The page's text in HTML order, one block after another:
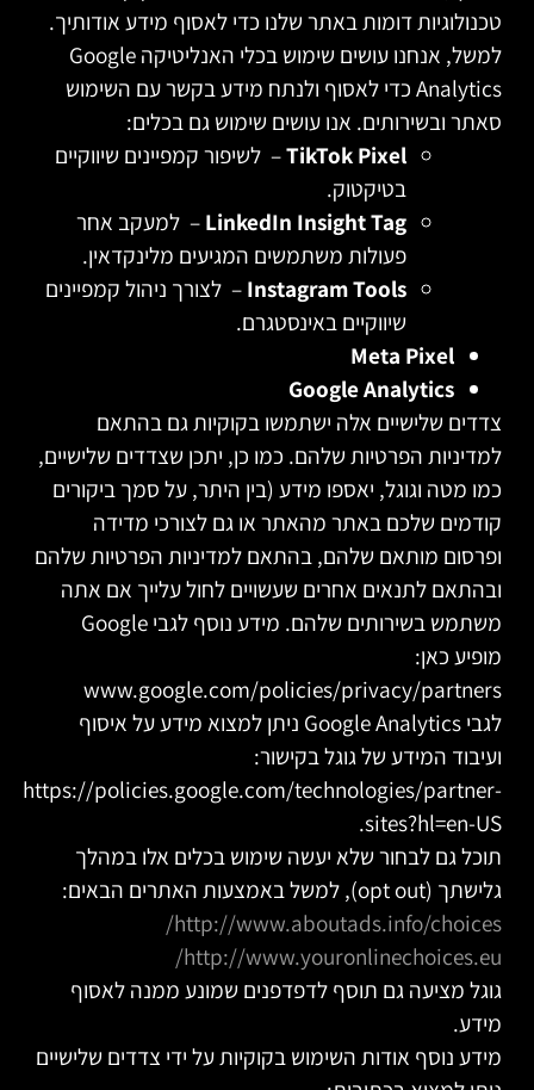
טכנולוגיות דומות באתר שלנו כדי לאסוף מידע אודותיך.
למשל, אנחנו עושים שימוש בכלי האנליטיקה Google
Analytics כדי לאסוף ולנתח מידע בקשר עם השימוש
סאתר ובשירותים. אנו עושים שימוש גם בכלים:
TikTok Pixel– לשיפור קמפיינים שיווקיים
בטיקטוק.
LinkedIn Insight Tag– למעקב אחר
פעולות משתמשים המגיעים מלינקדאין.
Instagram Tools– לצורך ניהול קמפיינים
שיווקיים באינסטגרם.
Meta Pixel
Google Analytics
צדדים שלישיים אלה ישתמשו בקוקיות גם בהתאם
למדיניות הפרטיות שלהם. כמו כן, יתכן שצדדים שלישיים,
כמו מטה וגוגל, יאספו מידע (בין היתר, על סמך ביקורים
קודמים שלכם באתר מהאתר או גם לצורכי מדידה
ופרסום מותאם שלהם, בהתאם למדיניות הפרטיות שלהם
ובהתאם לתנאים אחרים שעשויים לחול עלייך אם אתה
משתמש בשירותים שלהם. מידע נוסף לגבי Google
מופיע כאן:
www.google.com/policies/privacy/partners
לגבי Google Analytics ניתן למצוא מידע על איסוף
ועיבוד המידע של גוגל בקישור:
https://policies.google.com/technologies/partner-
sites?hl=en-US.
תוכל גם לבחור שלא יעשה שימוש בכלים אלו במהלך
גלישתך (opt out), למשל באמצעות האתרים הבאים:
http://www.aboutads.info/choices/
http://www.youronlinechoices.eu/
גוגל מציעה גם תוסף לדפדפנים שמונע ממנה לאסוף
מידע.
מידע נוסף אודות השימוש בקוקיות על ידי צדדים שלישיים